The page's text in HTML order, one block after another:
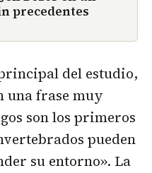
precedentes
del estudio,
una frase muy
son los primeros
pueden
su entorno». La